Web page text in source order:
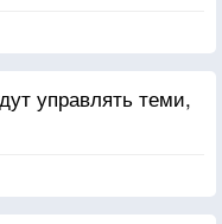
управлять теми,